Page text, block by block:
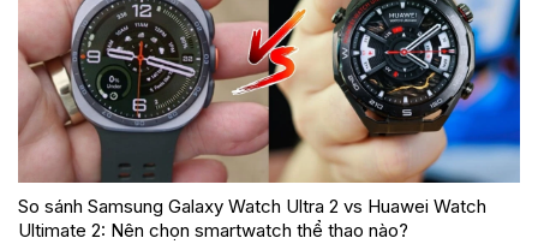
So sánh Samsung Galaxy Watch Ultra 2 vs Huawei Watch
Ultimate 2: Nên chọn smartwatch thể thao nào?